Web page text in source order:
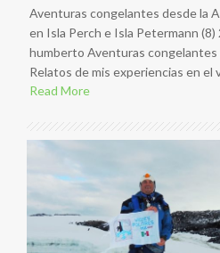
Aventuras congelantes desde la
en Isla Perch e Isla Petermann
humberto Aventuras
Relatos de mis experiencias en el
Read More